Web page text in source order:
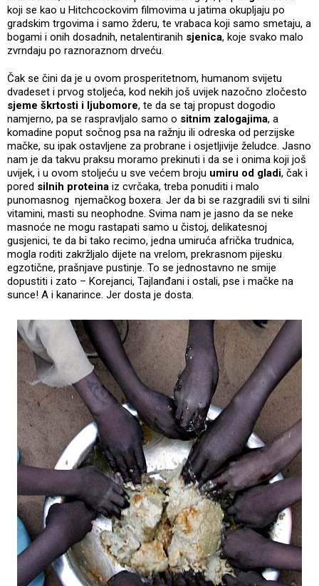
koji se kao u Hitchcockovim filmovima u jatima okupljaju po
gradskim trgovima i samo žderu, te vrabaca koji samo smetaju, a
bogami i onih dosadnih, netalentiranih sjenica, koje svako malo
zvrndaju po raznoraznom drveću.
Čak se čini da je u ovom prosperitetnom, humanom svijetu
dvadeset i prvog stoljeća, kod nekih još uvijek nazočno zločesto
sjeme škrtosti i ljubomore, te da se taj propust dogodio
namjerno, pa se raspravljalo samo o sitnim zalogajima, a
komadine poput sočnog psa na ražnju ili odreska od perzijske
mačke, su ipak ostavljene za probrane i osjetljivije želudce. Jasno
nam je da takvu praksu moramo prekinuti i da se i onima koji još
uvijek, i u ovom stoljeću u sve većem broju umiru od gladi, čak i
pored silnih proteina iz cvrčaka, treba ponuditi i malo
punomasnog njemačkog boxera. Jer da bi se razgradili svi ti silni
vitamini, masti su neophodne. Svima nam je jasno da se neke
masnoće ne mogu rastapati samo u čistoj, delikatesnoj
gusjenici, te da bi tako recimo, jedna umiruća afrička trudnica,
mogla roditi zakržljalo dijete na vrelom, prekrasnom pijesku
egzotične, prašnjave pustinje. To se jednostavno ne smije
dopustiti i zato – Korejanci, Tajlanđani i ostali, pse i mačke na
sunce! A i kanarince. Jer dosta je dosta.